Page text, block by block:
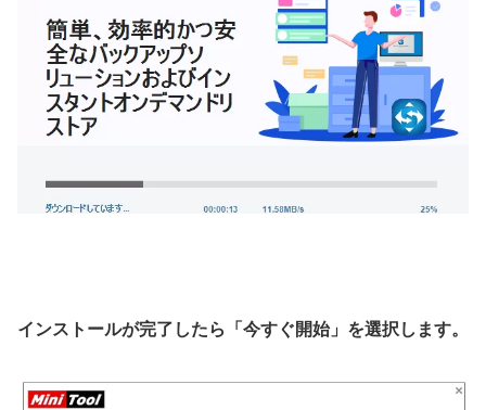
インストールが完了したら「今すぐ開始」を選択します。